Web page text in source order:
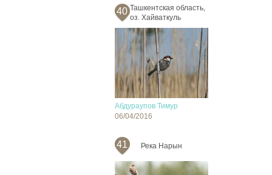
40 Ташкентская область,
оз. Хайваткуль
Абдураупов Тимур
06/04/2016
41 Река Нарын